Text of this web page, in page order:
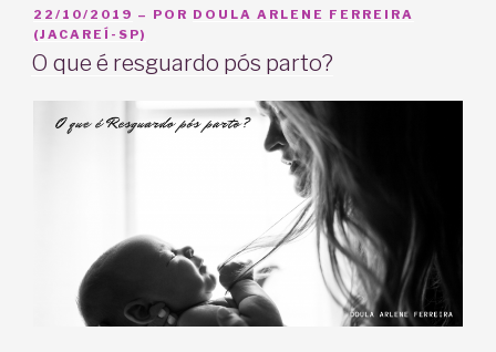
mãe,
se.”
PUBLICADO
EM
22/10/2019 – POR DOULA ARLENE FERREIRA
(JACAREÍ-SP)
O que é resguardo pós parto?